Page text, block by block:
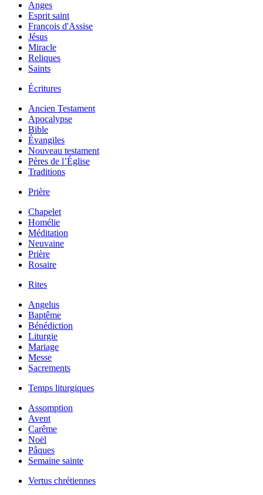
Anges
Esprit saint
François d'Assise
Jésus
Miracle
Reliques
Saints
Écritures
Ancien Testament
Apocalypse
Bible
Évangiles
Nouveau testament
Pères de l’Église
Traditions
Prière
Chapelet
Homélie
Méditation
Neuvaine
Prière
Rosaire
Rites
Angelus
Baptême
Bénédiction
Liturgie
Mariage
Messe
Sacrements
Temps liturgiques
Assomption
Avent
Carême
Noël
Pâques
Semaine sainte
Vertus chrétiennes